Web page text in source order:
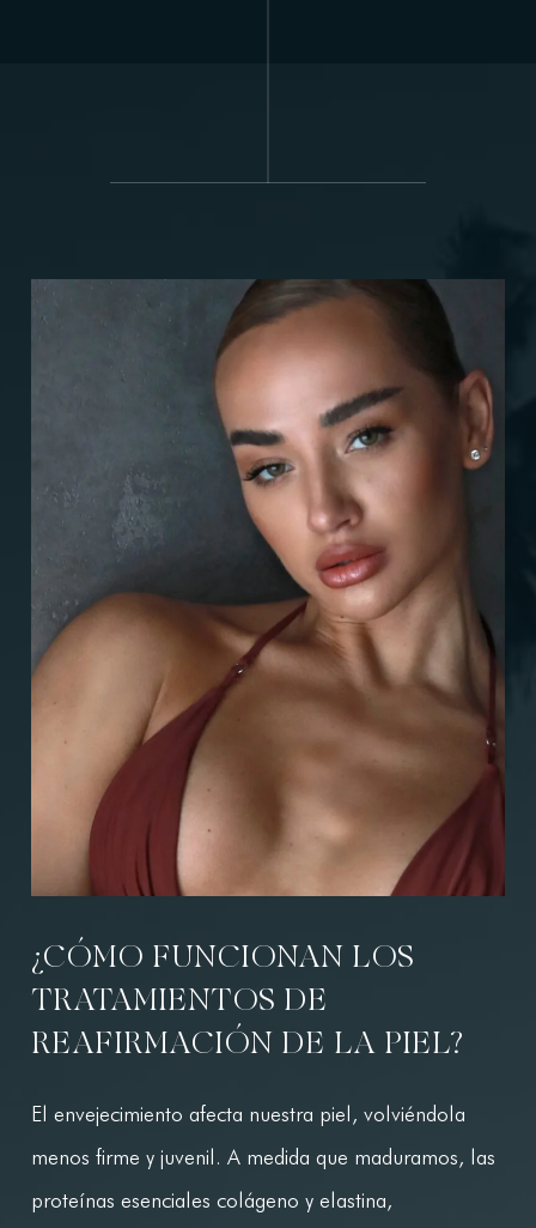
¿CÓMO FUNCIONAN LOS
TRATAMIENTOS DE
REAFIRMACIÓN DE LA PIEL?
El envejecimiento afecta nuestra piel, volviéndola
menos firme y juvenil. A medida que maduramos, las
proteínas esenciales colágeno y elastina,